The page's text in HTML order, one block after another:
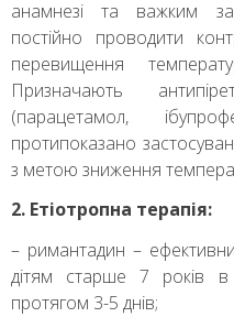
анамнезі та важким
постійно проводити
перевищення
Призначають
(парацетамол,
протипоказано
з метою зниження
2. Етіотропна терапія:
– римантадин –
дітям старше 7 років
протягом 3-5 днів;